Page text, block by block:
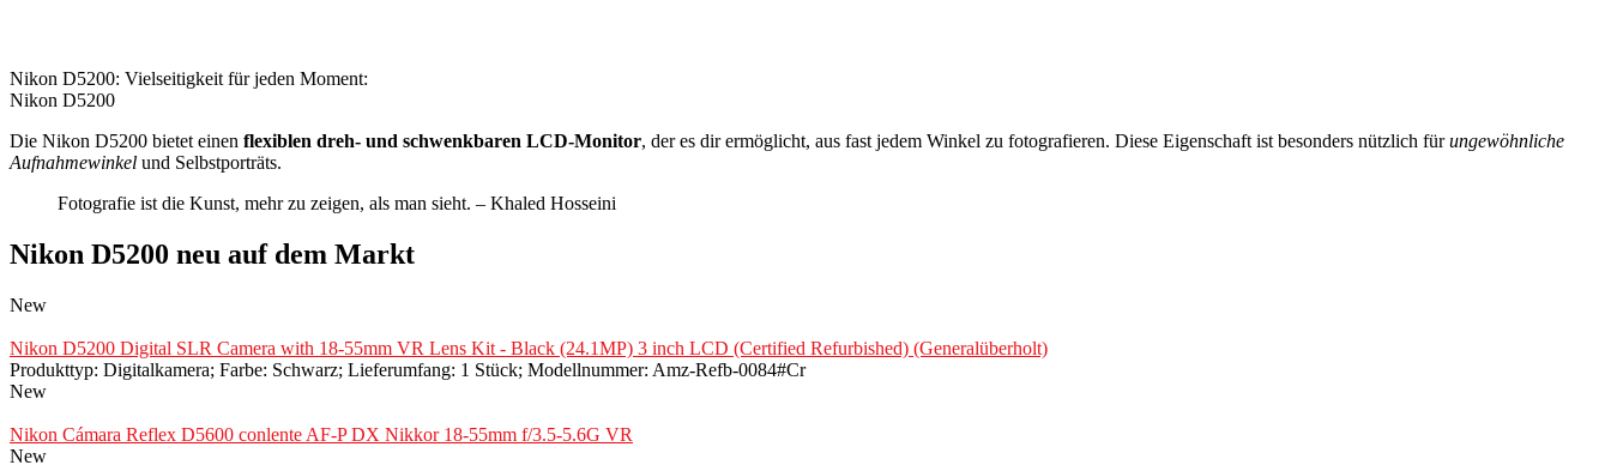
Nikon D5200: Vielseitigkeit für jeden Moment:
Nikon D5200
Die Nikon D5200 bietet einen flexiblen dreh- und schwenkbaren LCD-Monitor, der es dir ermöglicht, aus fast jedem Winkel zu fotografieren. Diese Eigenschaft ist besonders nützlich fürungewöhnliche
Aufnahmewinkel und Selbstporträts.
Fotografie ist die Kunst, mehr zu zeigen, als man sieht. – Khaled Hosseini
Nikon D5200 neu auf dem Markt
New
Nikon D5200 Digital SLR Camera with 18-55mm VR Lens Kit - Black (24.1MP) 3 inch LCD (Certified Refurbished) (Generalüberholt)
Produkttyp: Digitalkamera; Farbe: Schwarz; Lieferumfang: 1 Stück; Modellnummer: Amz-Refb-0084#Cr
New
Nikon Cámara Reflex D5600 conlente AF-P DX Nikkor 18-55mm f/3.5-5.6G VR
New